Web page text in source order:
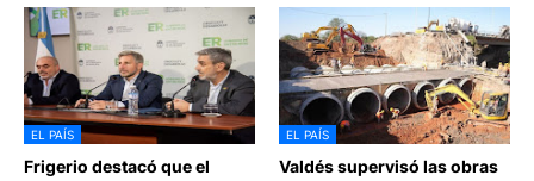
EL PAÍS
Frigerio destacó que el
EL PAÍS
Valdés supervisó las obras